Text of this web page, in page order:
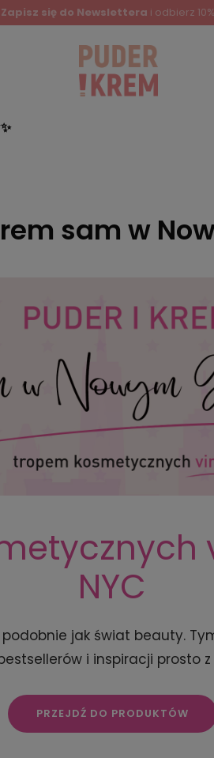
Zapisz się do Newslettera i odbierz
sam w
NYC
jak świat beauty.
i inspiracji prosto
PRZEJDŹ DO PRODUKTÓW